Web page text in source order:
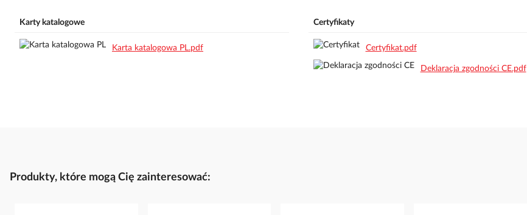
Karty katalogowe
Karta katalogowa PL.pdf
Certyfikaty
Certyfikat.pdf
Deklaracja zgodności CE.pdf
Produkty, które mogą Cię zainteresować: